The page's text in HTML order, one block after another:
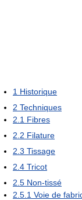
1 Historique
2 Techniques
2.1 Fibres
2.2 Filature
2.3 Tissage
2.4 Tricot
2.5 Non-tissé
2.5.1 Voie de